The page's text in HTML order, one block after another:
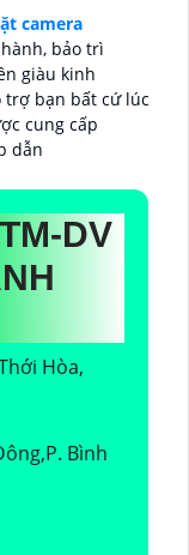
camera
bảo trì
giàu kinh
trợ bạn bất cứ lúc
cung cấp
dẫn
DV
Hòa,
Bình